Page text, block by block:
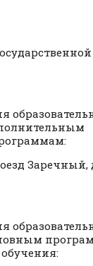
Заречный,